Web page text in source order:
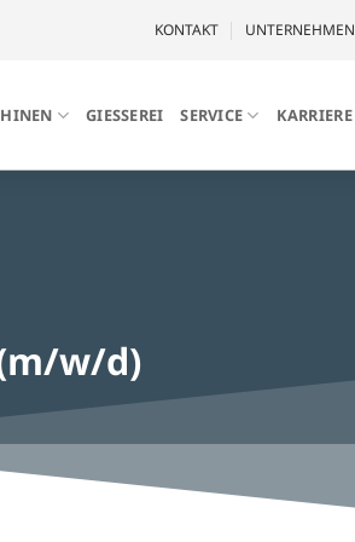
KONTAKT UNTERNEHMEN
GIESSEREI SERVICE KARRIERE
w/d)